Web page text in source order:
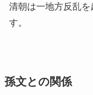
清朝は一地方反乱
す。
孫文との関係